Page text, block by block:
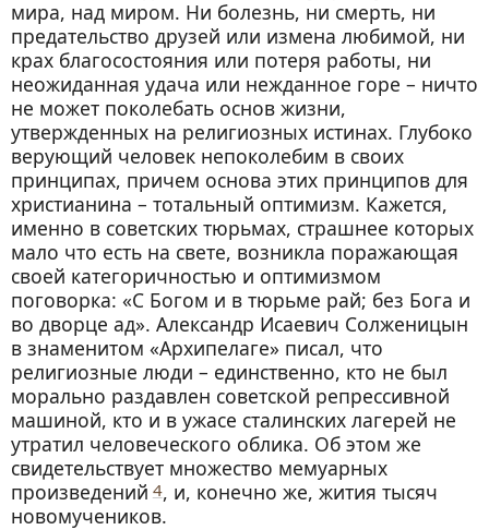
мира, над миром. Ни болезнь, ни смерть, ни
предательство друзей или измена любимой, ни
крах благосостояния или потеря работы, ни
неожиданная удача или нежданное горе – ничто
не может поколебать основ жизни,
утвержденных на религиозных истинах. Глубоко
верующий человек непоколебим в своих
принципах, причем основа этих принципов для
христианина – тотальный оптимизм. Кажется,
именно в советских тюрьмах, страшнее которых
мало что есть на свете, возникла поражающая
своей категоричностью и оптимизмом
поговорка: «С Богом и в тюрьме рай; без Бога и
во дворце ад». Александр Исаевич Солженицын
в знаменитом «Архипелаге» писал, что
религиозные люди – единственно, кто не был
морально раздавлен советской репрессивной
машиной, кто и в ужасе сталинских лагерей не
утратил человеческого облика. Об этом же
свидетельствует множество мемуарных
произведений 4, и, конечно же, жития тысяч
новомучеников.